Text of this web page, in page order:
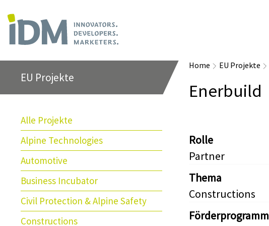
EU Projekte
Alle Projekte
Alpine Technologies
Automotive
Business Incubator
Civil Protection & Alpine Safety
Constructions
Home EU Projekte
Enerbuild
Rolle
Partner
Thema
Constructions
Förderprogramm